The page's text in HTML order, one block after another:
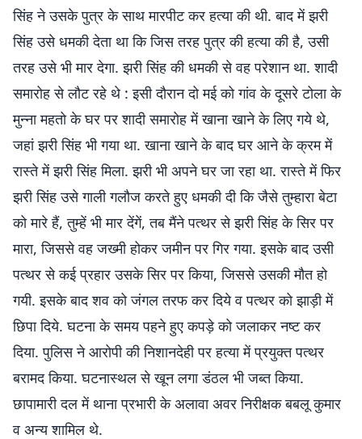
सिंह ने उसके पुत्र के साथ मारपीट कर हत्या की थी. बाद में झरी
सिंह उसे धमकी देता था कि जिस तरह पुत्र की हत्या की है, उसी
तरह उसे भी मार देगा. झरी सिंह की धमकी से वह परेशान था. शादी
समारोह से लौट रहे थे : इसी दौरान दो मई को गांव के दूसरे टोला के
मुन्ना महतो के घर पर शादी समारोह में खाना खाने के लिए गये थे,
जहां झरी सिंह भी गया था. खाना खाने के बाद घर आने के क्रम में
रास्ते में झरी सिंह मिला. झरी भी अपने घर जा रहा था. रास्ते में फिर
झरी सिंह उसे गाली गलौज करते हुए धमकी दी कि जैसे तुम्हारा बेटा
को मारे हैं, तुम्हें भी मार देंगें, तब मैंने पत्थर से झरी सिंह के सिर पर
मारा, जिससे वह जख्मी होकर जमीन पर गिर गया. इसके बाद उसी
पत्थर से कई प्रहार उसके सिर पर किया, जिससे उसकी मौत हो
गयी. इसके बाद शव को जंगल तरफ कर दिये व पत्थर को झाड़ी में
छिपा दिये. घटना के समय पहने हुए कपड़े को जलाकर नष्ट कर
दिया. पुलिस ने आरोपी की निशानदेही पर हत्या में प्रयुक्त पत्थर
बरामद किया. घटनास्थल से खून लगा डंठल भी जब्त किया.
छापामारी दल में थाना प्रभारी के अलावा अवर निरीक्षक बबलू कुमार
व अन्य शामिल थे.